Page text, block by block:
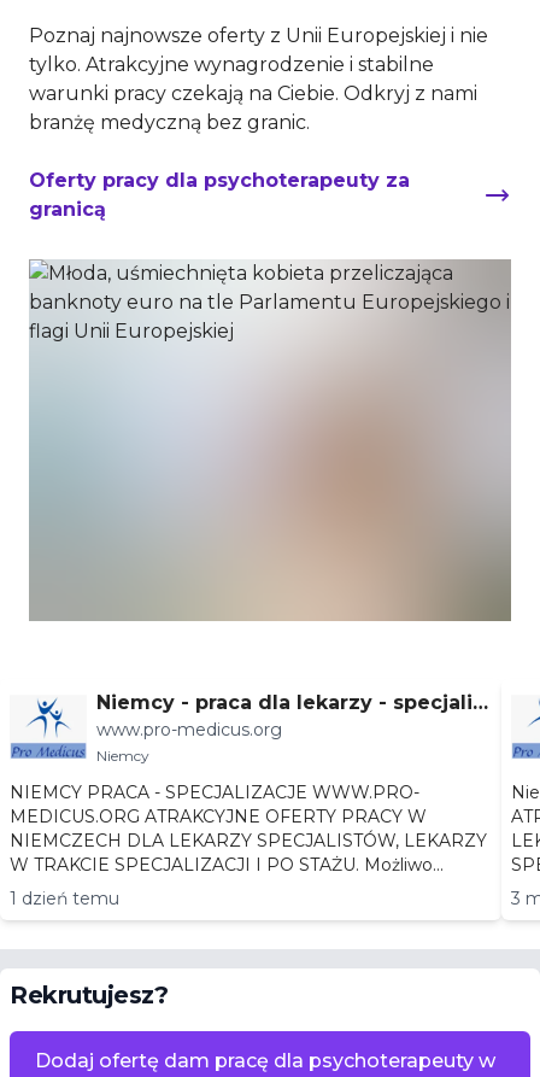
Poznaj najnowsze oferty z Unii Europejskiej i nie
tylko. Atrakcyjne wynagrodzenie i stabilne
warunki pracy czekają na Ciebie. Odkryj z nami
branżę medyczną bez granic.
Oferty pracy dla psychoterapeuty za
granicą
Niemcy - praca dla lekarzy - specjaliz
acje
www.pro-medicus.org
Niemcy
NIEMCY PRACA - SPECJALIZACJE WWW.PRO-
MEDICUS.ORG ATRAKCYJNE OFERTY PRACY W
NIEMCZECH DLA LEKARZY SPECJALISTÓW, LEKARZY
W TRAKCIE SPECJALIZACJI I PO STAŻU. Możliwo...
1 dzień temu
3
Rekrutujesz?
Dodaj ofertę dam pracę dla psychoterapeuty w